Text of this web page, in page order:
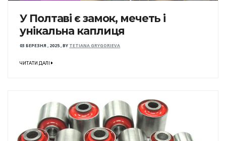
У Полтаві є замок, мечеть і
унікальна каплиця
03 БЕРЕЗНЯ , 2025,BY TETIANA GRYGORIEVA
ЧИТАТИ ДАЛІ